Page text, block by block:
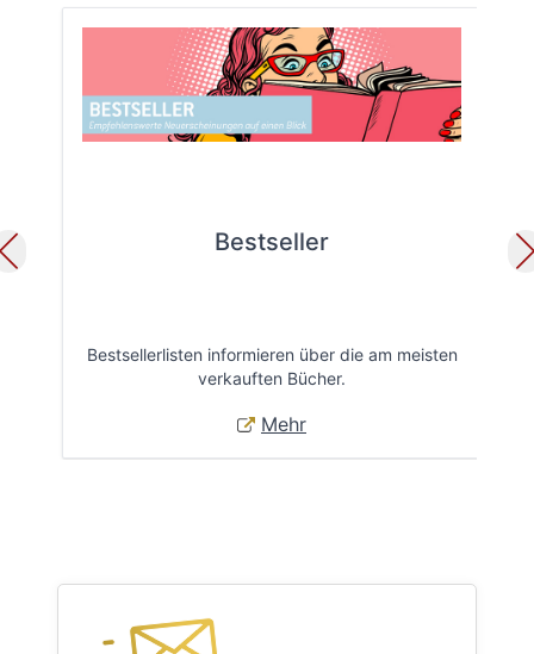
Bestseller
Bestsellerlisten informieren über die am meisten
verkauften Bücher.
Mehr